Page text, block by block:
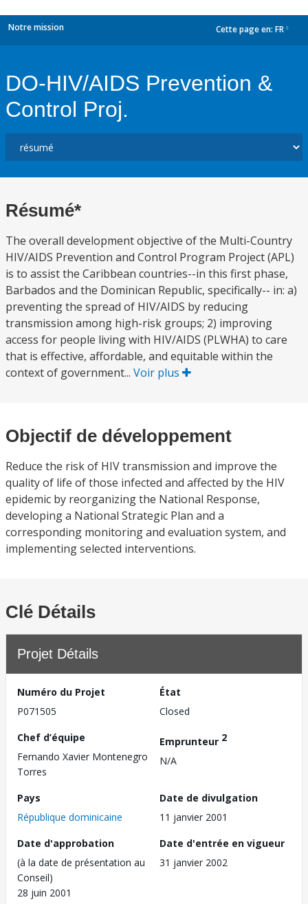
Notre mission Cette page en: FR
DO-HIV/AIDS Prevention &
Control Proj.
Résumé*
The overall development objective of the Multi-Country
HIV/AIDS Prevention and Control Program Project (APL)
is to assist the Caribbean countries--in this first phase,
Barbados and the Dominican Republic, specifically-- in: a)
preventing the spread of HIV/AIDS by reducing
transmission among high-risk groups; 2) improving
access for people living with HIV/AIDS (PLWHA) to care
that is effective, affordable, and equitable within the
context of government... Voir plus
Objectif de développement
Reduce the risk of HIV transmission and improve the
quality of life of those infected and affected by the HIV
epidemic by reorganizing the National Response,
developing a National Strategic Plan and a
corresponding monitoring and evaluation system, and
implementing selected interventions.
Clé Détails
Projet Détails
Numéro du Projet
P071505
État
Closed
Chef d’équipe
Fernando Xavier Montenegro
Torres
Emprunteur 2
N/A
Pays
République dominicaine
Date de divulgation
11 janvier 2001
Date d'approbation
(à la date de présentation au
Conseil)
28 juin 2001
Date d'entrée en vigueur
31 janvier 2002